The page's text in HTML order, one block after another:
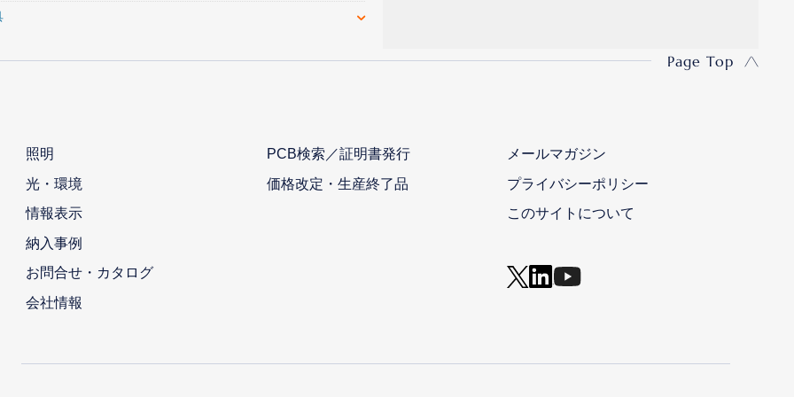
Page Top
照明
光・環境
情報表示
納入事例
お問合せ・カタログ
会社情報
PCB検索／証明書発行
価格改定・生産終了品
メールマガジン
プライバシーポリシー
このサイトについて